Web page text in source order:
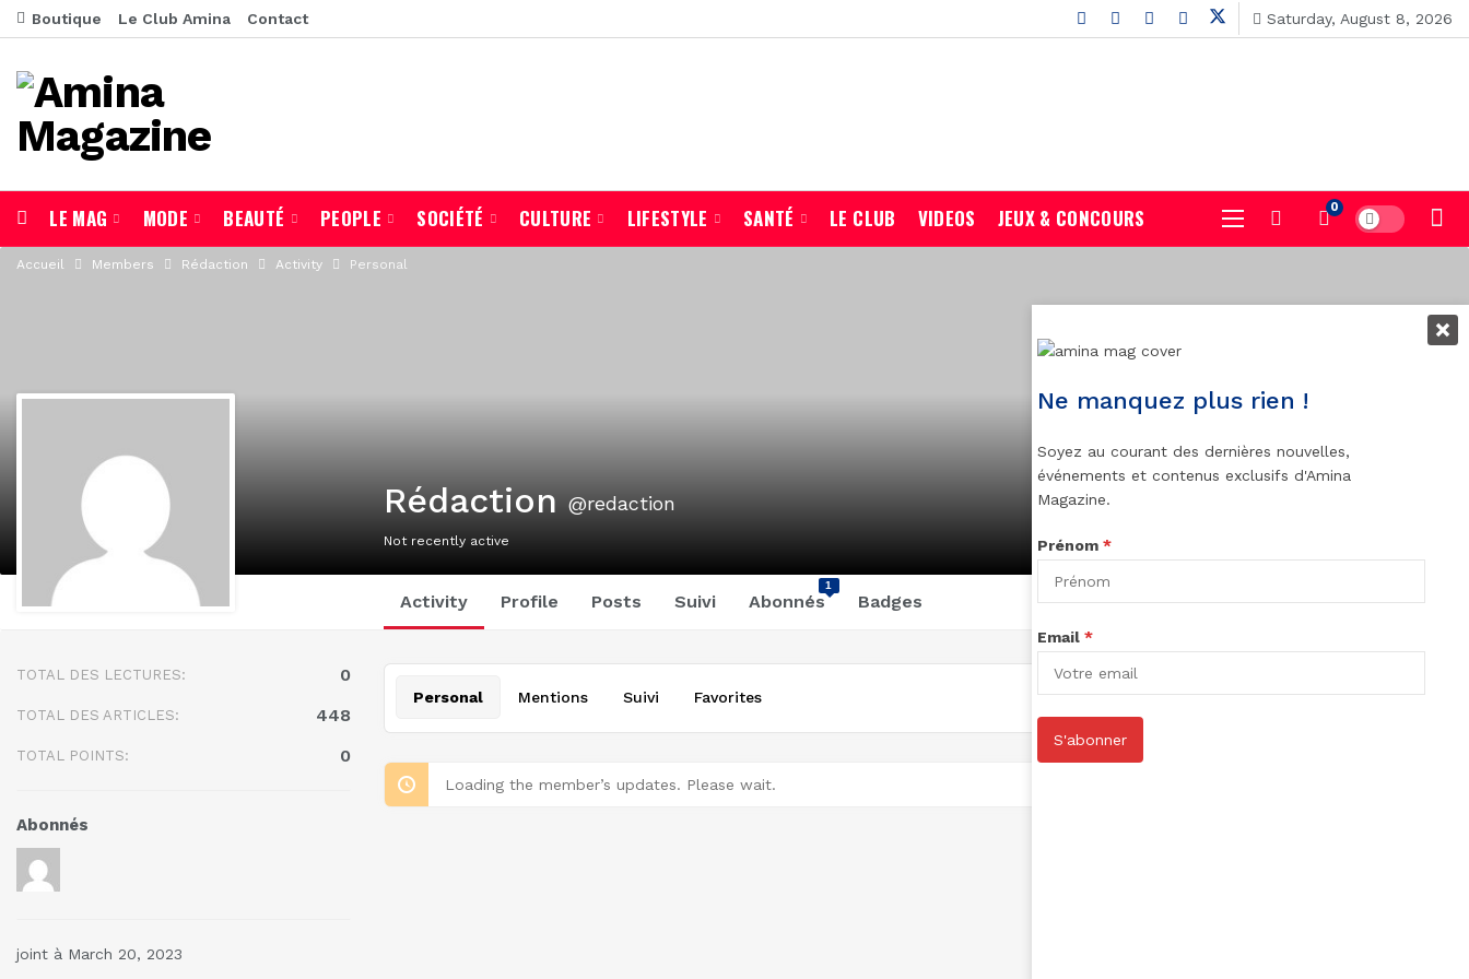
Boutique Le Club Amina Contact Saturday, August 8, 2026
LE MAG MODE BEAUTÉ PEOPLE SOCIÉTÉ CULTURE LIFESTYLE SANTÉ LE CLUB VIDEOS JEUX & CONCOURS 0
Accueil Members Rédaction Activity Personal
Rédaction @redaction
Not recently active
Activity Profile Posts Suivi Abonnés
1
Badges
TOTAL DES LECTURES: 0
TOTAL DES ARTICLES: 448
TOTAL POINTS: 0
Abonnés
joint à March 20, 2023
Personal Mentions Suivi Favorites
Loading the member’s updates. Please wait.
Ne manquez plus rien !
Soyez au courant des dernières nouvelles,
événements et contenus exclusifs d'Amina
Magazine.
Prénom *
Email *
S'abonner